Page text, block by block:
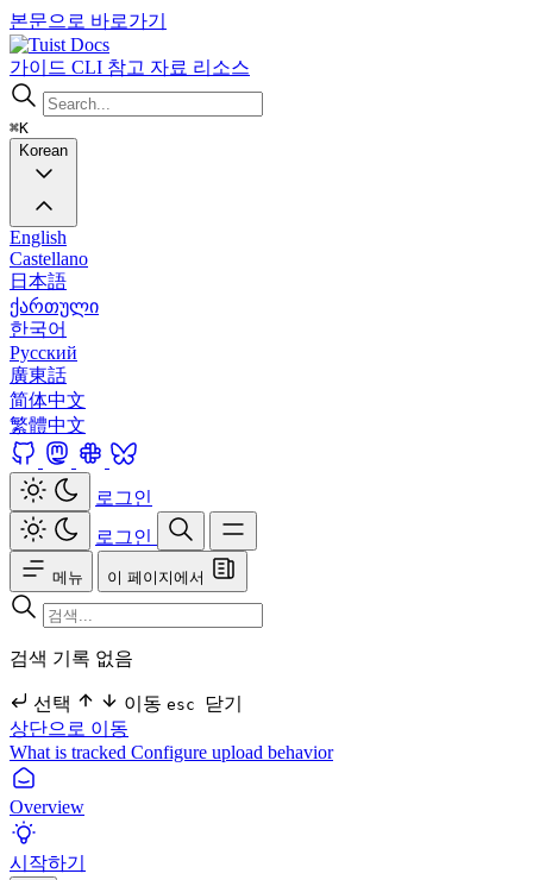
본문으로 바로가기
Docs
가이드 CLI 참고 자료 리소스
⌘K
Korean
English
Castellano
日本語
ქართული
한국어
Русский
廣東話
简体中文
繁體中文
로그인
로그인
메뉴 이 페이지에서
검색 기록 없음
선택 이동 esc 닫기
상단으로 이동
What is tracked Configure upload behavior
Overview
시작하기